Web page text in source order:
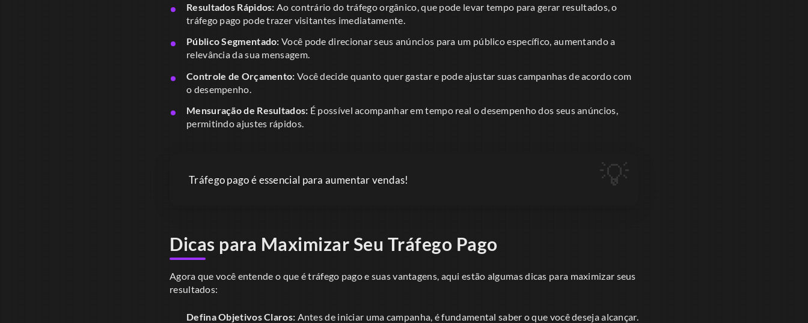
Resultados Rápidos: Ao contrário do tráfego orgânico, que pode levar tempo para gerar resultados, o
tráfego pago pode trazer visitantes imediatamente.
Público Segmentado: Você pode direcionar seus anúncios para um público específico, aumentando a
relevância da sua mensagem.
Controle de Orçamento: Você decide quanto quer gastar e pode ajustar suas campanhas de acordo com
o desempenho.
Mensuração de Resultados: É possível acompanhar em tempo real o desempenho dos seus anúncios,
permitindo ajustes rápidos.
Tráfego pago é essencial para aumentar vendas!
Dicas para Maximizar Seu Tráfego Pago
Agora que você entende o que é tráfego pago e suas vantagens, aqui estão algumas dicas para maximizar seus
resultados:
Defina Objetivos Claros: Antes de iniciar uma campanha, é fundamental saber o que você deseja alcançar.